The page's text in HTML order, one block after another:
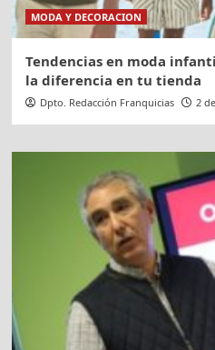
MODA Y DECORACION
Tendencias en moda
la diferencia en tu tienda
Dpto. Redacción Franquicias 2